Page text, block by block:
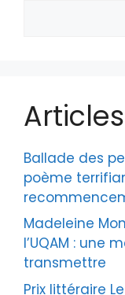
Ballade des
poème
Madeleine
l’UQAM : une
transmettre
Prix littéraire